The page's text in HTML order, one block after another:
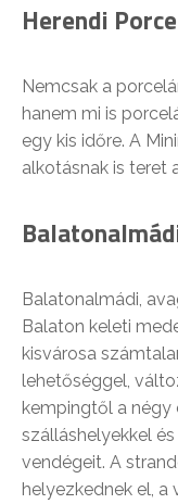
Herendi
Nemcsak a
hanem mi is
egy kis időre. A
alkotásnak is teret
Balatonalmádi,
Balaton keleti
kisvárosa
lehetőséggel,
kempingtől a négy
szálláshelyekkel
vendégeit. A
helyezkednek el, a